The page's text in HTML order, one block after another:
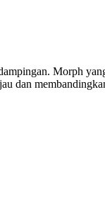
Morph
dan